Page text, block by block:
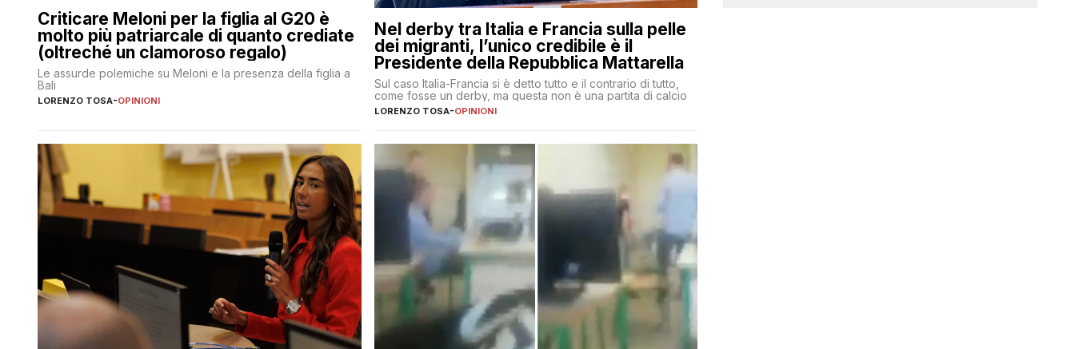
Criticare Meloni per la figlia al G20 è
molto più patriarcale di quanto crediate
(oltreché un clamoroso regalo)
Le assurde polemiche su Meloni e la presenza della figlia a
Bali
LORENZO TOSA-OPINIONI
Nel derby tra Italia e Francia sulla pelle
dei migranti, l’unico credibile è il
Presidente della Repubblica Mattarella
Sul caso Italia-Francia si è detto tutto e il contrario di tutto,
come fosse un derby, ma questa non è una partita di calcio
LORENZO TOSA-OPINIONI